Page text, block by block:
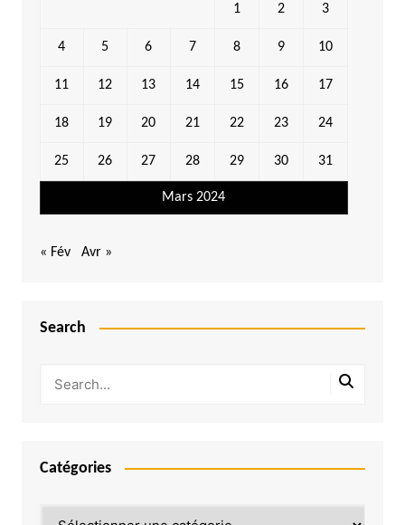
Mars 2024
1 2 3
4 5 6 7 8 9 10
11 12 13 14 15 16 17
18 19 20 21 22 23 24
25 26 27 28 29 30 31
« Fév Avr »
Search
Catégories